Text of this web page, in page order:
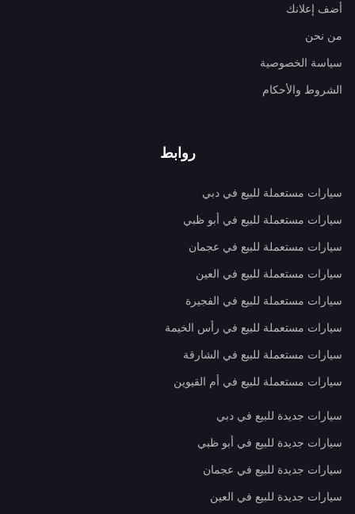
أضف إعلانك
من نحن
سياسة الخصوصية
الشروط والأحكام
روابط
سيارات مستعملة للبيع في دبي
سيارات مستعملة للبيع في أبو ظبي
سيارات مستعملة للبيع في عجمان
سيارات مستعملة للبيع في العين
سيارات مستعملة للبيع في الفجيرة
سيارات مستعملة للبيع في رأس الخيمة
سيارات مستعملة للبيع في الشارقة
سيارات مستعملة للبيع في أم القيوين
سيارات جديدة للبيع في دبي
سيارات جديدة للبيع في أبو ظبي
سيارات جديدة للبيع في عجمان
سيارات جديدة للبيع في العين